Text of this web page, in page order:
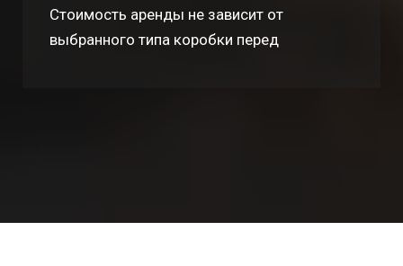
Стоимость аренды не зависит от
выбранного типа коробки перед